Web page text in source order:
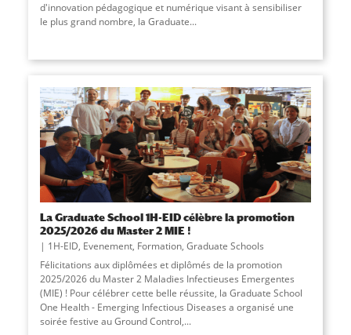
d'innovation pédagogique et numérique visant à sensibiliser
le plus grand nombre, la Graduate...
La Graduate School 1H-EID célèbre la promotion
2025/2026 du Master 2 MIE !
1H-EID, Evenement, Formation, Graduate Schools
Félicitations aux diplômées et diplômés de la promotion
2025/2026 du Master 2 Maladies Infectieuses Emergentes
(MIE) ! Pour célébrer cette belle réussite, la Graduate School
One Health - Emerging Infectious Diseases a organisé une
soirée festive au Ground Control,...